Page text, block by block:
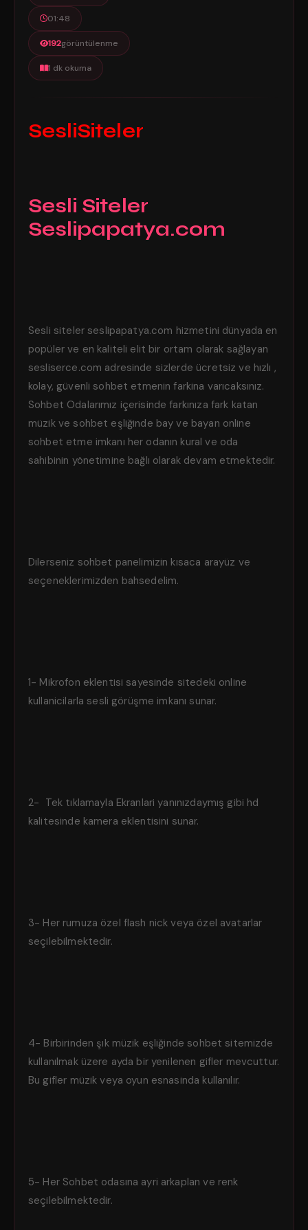
01:48
192görüntülenme
1 dk okuma
SesliSiteler
Sesli Siteler
Seslipapatya.com
Sesli siteler seslipapatya.com hizmetini dünyada en
popüler ve en kaliteli elit bir ortam olarak sağlayan
sesliserce.com adresinde sizlerde ücretsiz ve hızlı ,
kolay, güvenli sohbet etmenin farkina varıcaksınız.
Sohbet Odalarımız içerisinde farkınıza fark katan
müzik ve sohbet eşliğinde bay ve bayan online
sohbet etme imkanı her odanın kural ve oda
sahibinin yönetimine bağlı olarak devam etmektedir.
Dilerseniz sohbet panelimizin kısaca arayüz ve
seçeneklerimizden bahsedelim.
1- Mikrofon eklentisi sayesinde sitedeki online
kullanicilarla sesli görüşme imkanı sunar.
2- Tek tıklamayla Ekranlari yanınızdaymış gibi hd
kalitesinde kamera eklentisini sunar.
3- Her rumuza özel flash nick veya özel avatarlar
seçilebilmektedir.
4- Birbirinden şık müzik eşliğinde sohbet sitemizde
kullanılmak üzere ayda bir yenilenen gifler mevcuttur.
Bu gifler müzik veya oyun esnasinda kullanılır.
5- Her Sohbet odasına ayri arkaplan ve renk
seçilebilmektedir.